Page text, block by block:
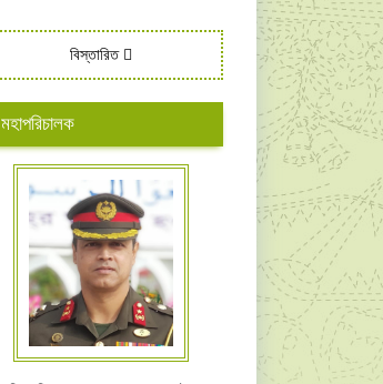
বিস্তারিত
মহাপরিচালক